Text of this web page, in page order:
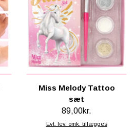
Miss Melody Tattoo
sæt
89,00kr.
Evt. lev. omk. tillægges